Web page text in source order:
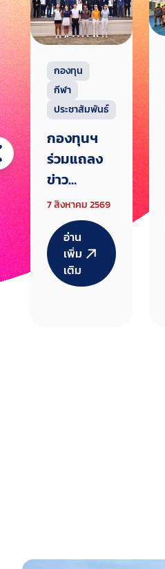
กองทุน
กีฬา
ประชาสัมพันธ์
กองทุนฯ
ร่วมแถลง
ข่าว
Thailand
Junior
Champion
ship AJGA
Internatio
7 สิงหาคม 2569
อ่าน
เพิ่ม
เติม